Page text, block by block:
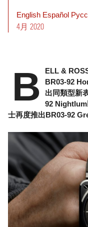
English Español
4月 2020
B
ELL &
BR03-92
出同類型新
92
士再度推出BR03-92